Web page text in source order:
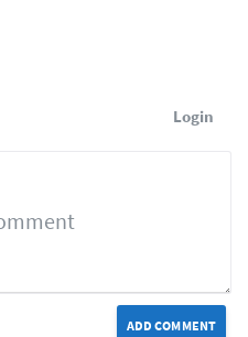
Login
ADD COMMENT